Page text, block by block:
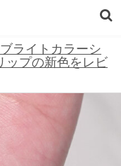
ライトカラーシ
ップの新色をレビ